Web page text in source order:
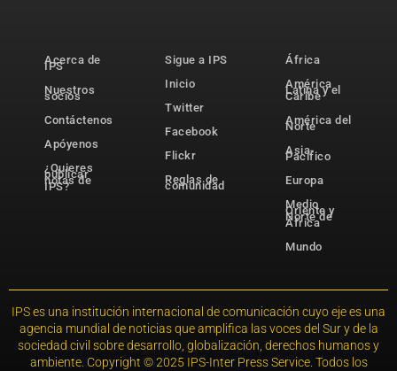
Acerca de
IPS
Nuestros
socios
Contáctenos
Apóyenos
¿Quieres
publicar
notas de
IPS?
Sigue a IPS
Inicio
Twitter
Facebook
Flickr
Reglas de
comunidad
África
América
Latina y el
Caribe
América del
Norte
Asia-
Pacífico
Europa
Medio
Oriente y
Norte de
África
Mundo
IPS es una institución internacional de comunicación cuyo eje es una
agencia mundial de noticias que amplifica las voces del Sur y de la
sociedad civil sobre desarrollo, globalización, derechos humanos y
ambiente. Copyright © 2025 IPS-Inter Press Service. Todos los